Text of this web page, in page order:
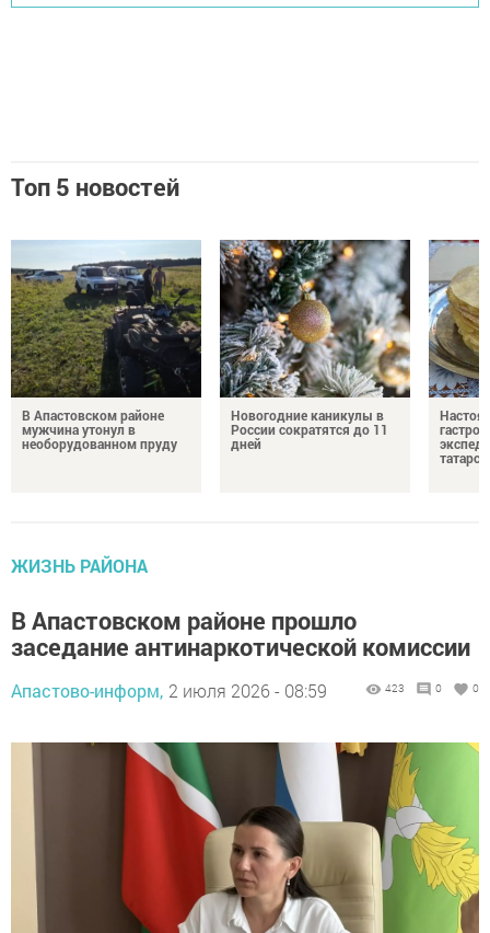
Топ 5 новостей
В Апастовском районе
мужчина утонул в
необорудованном пруду
Новогодние каникулы в
России сократятся до 11
дней
ЖИЗНЬ РАЙОНА
В Апастовском районе прошло
заседание антинаркотической комиссии
Апастово-информ, 2 июля 2026 - 08:59 423 0 0